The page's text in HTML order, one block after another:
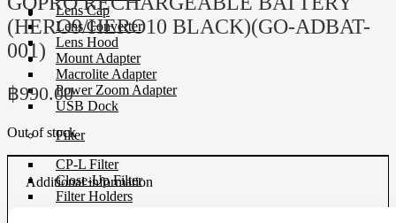
Lens Cap
Lens Converter
Lens Hood
Mount Adapter
Macrolite Adapter
Power Zoom Adapter
USB Dock
Filter
CP-L Filter
Close-Up Filter
Filter Holders
(HERO9/HERO10 BLACK)(GO-ADBAT-
001)
฿990.00
Out of stock
Additional information